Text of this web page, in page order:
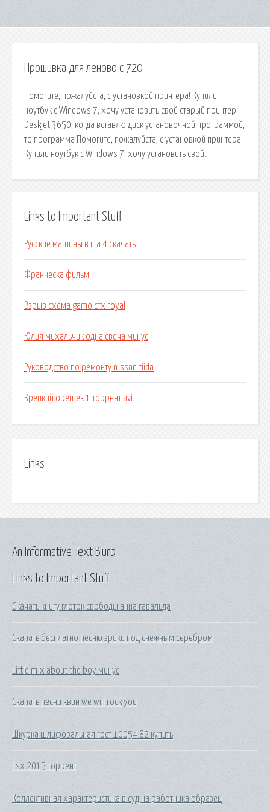
Прошивка для леново с 720
Помогите, пожалуйста, с установкой принтера! Купили
ноутбук с Windows 7, хочу установить свой старый принтер
Deskjet 3650, когда вставлю диск установочной программой,
то программа Помогите, пожалуйста, с установкой принтера!
Купили ноутбук с Windows 7, хочу установить свой.
Links to Important Stuff
Русские машины в гта 4 скачать
Франческа фильм
Взрыв схема gamo cfx royal
Юлия михальчик одна свеча минус
Руководство по ремонту nissan tiida
Крепкий орешек 1 торрент avi
Links
Links to Important Stuff
Скачать книгу глоток свободы анна гавальда
Скачать бесплатно песню эрики под снежным серебром
Little mix about the boy минус
Скачать песни квин we will rock you
Шкурка шлифовальная гост 10054 82 купить
Fsx 2015 торрент
Коллективная характеристика в суд на работника образец
An Informative Text Blurb